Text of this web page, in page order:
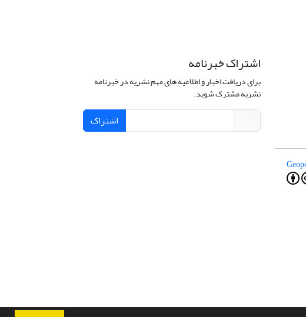
اشتراک خبرنامه
برای دریافت اخبار و اطلاعیه های مهم نشریه در خبرنامه
نشریه مشترک شوید.
اشتراک